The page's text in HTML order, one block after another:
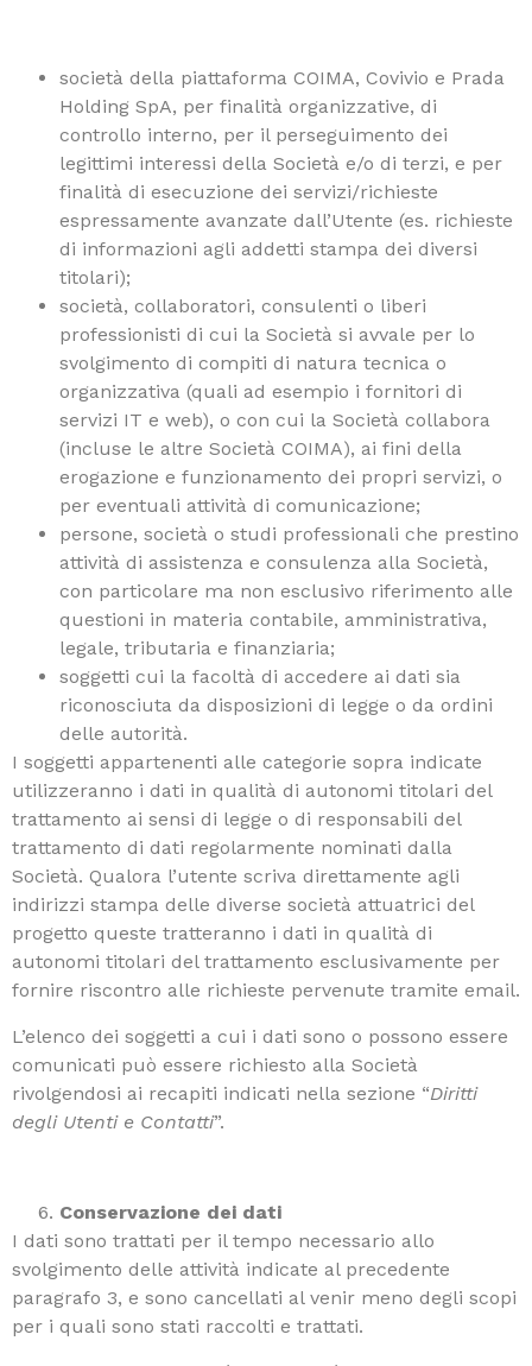
società della piattaforma COIMA, Covivio e Prada
Holding SpA, per finalità organizzative, di
controllo interno, per il perseguimento dei
legittimi interessi della Società e/o di terzi, e per
finalità di esecuzione dei servizi/richieste
espressamente avanzate dall’Utente (es. richieste
di informazioni agli addetti stampa dei diversi
titolari);
società, collaboratori, consulenti o liberi
professionisti di cui la Società si avvale per lo
svolgimento di compiti di natura tecnica o
organizzativa (quali ad esempio i fornitori di
servizi IT e web), o con cui la Società collabora
(incluse le altre Società COIMA), ai fini della
erogazione e funzionamento dei propri servizi, o
per eventuali attività di comunicazione;
persone, società o studi professionali che prestino
attività di assistenza e consulenza alla Società,
con particolare ma non esclusivo riferimento alle
questioni in materia contabile, amministrativa,
legale, tributaria e finanziaria;
soggetti cui la facoltà di accedere ai dati sia
riconosciuta da disposizioni di legge o da ordini
delle autorità.
I soggetti appartenenti alle categorie sopra indicate
utilizzeranno i dati in qualità di autonomi titolari del
trattamento ai sensi di legge o di responsabili del
trattamento di dati regolarmente nominati dalla
Società. Qualora l’utente scriva direttamente agli
indirizzi stampa delle diverse società attuatrici del
progetto queste tratteranno i dati in qualità di
autonomi titolari del trattamento esclusivamente per
fornire riscontro alle richieste pervenute tramite email.
L’elenco dei soggetti a cui i dati sono o possono essere
comunicati può essere richiesto alla Società
rivolgendosi ai recapiti indicati nella sezione “Diritti
degli Utenti e Contatti”.
Conservazione dei dati
I dati sono trattati per il tempo necessario allo
svolgimento delle attività indicate al precedente
paragrafo 3, e sono cancellati al venir meno degli scopi
per i quali sono stati raccolti e trattati.